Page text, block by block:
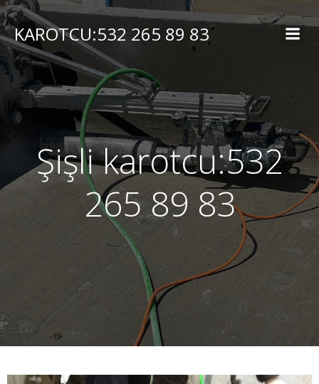
İçeriğe
geçKAROTCU:532 265 89 83
Şişli karotcu:532
265 89 83